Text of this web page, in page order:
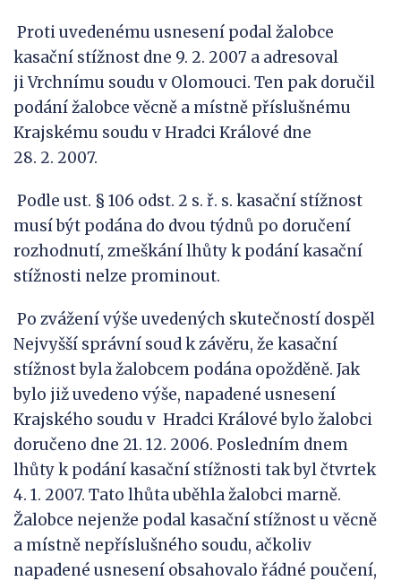
Proti uvedenému usnesení podal žalobce
kasační stížnost dne 9. 2. 2007 a adresoval
ji Vrchnímu soudu v Olomouci. Ten pak doručil
podání žalobce věcně a místně příslušnému
Krajskému soudu v Hradci Králové dne
28. 2. 2007.
Podle ust. § 106 odst. 2 s. ř. s. kasační stížnost
musí být podána do dvou týdnů po doručení
rozhodnutí, zmeškání lhůty k podání kasační
stížnosti nelze prominout.
Po zvážení výše uvedených skutečností dospěl
Nejvyšší správní soud k závěru, že kasační
stížnost byla žalobcem podána opožděně. Jak
bylo již uvedeno výše, napadené usnesení
Krajského soudu v Hradci Králové bylo žalobci
doručeno dne 21. 12. 2006. Posledním dnem
lhůty k podání kasační stížnosti tak byl čtvrtek
4. 1. 2007. Tato lhůta uběhla žalobci marně.
Žalobce nejenže podal kasační stížnost u věcně
a místně nepříslušného soudu, ačkoliv
napadené usnesení obsahovalo řádné poučení,